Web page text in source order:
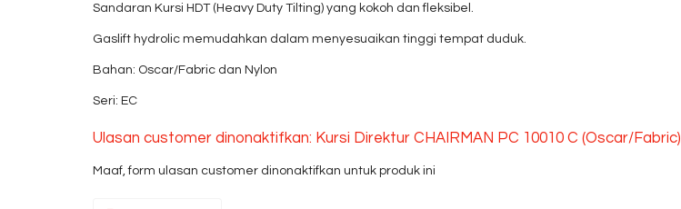
Sandaran Kursi HDT (Heavy Duty Tilting) yang kokoh dan fleksibel.
Gaslift hydrolic memudahkan dalam menyesuaikan tinggi tempat duduk.
Bahan: Oscar/Fabric dan Nylon
Seri: EC
Ulasan customer dinonaktifkan: Kursi Direktur CHAIRMAN PC 10010 C (Oscar/Fabric)
Maaf, form ulasan customer dinonaktifkan untuk produk ini